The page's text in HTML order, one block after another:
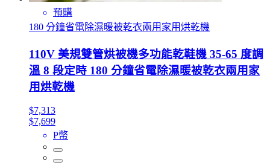
預購
180 分鐘省電除濕暖被乾衣兩用家用烘乾機
110V 美規雙管烘被機多功能乾鞋機 35-65 度調
溫 8 段定時 180 分鐘省電除濕暖被乾衣兩用家
用烘乾機
$7,313
$7,699
P幣